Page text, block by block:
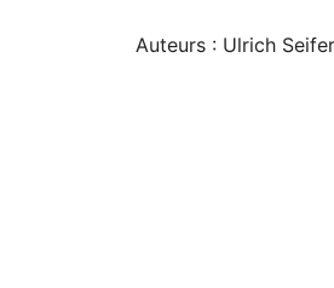
Auteurs : Ulrich